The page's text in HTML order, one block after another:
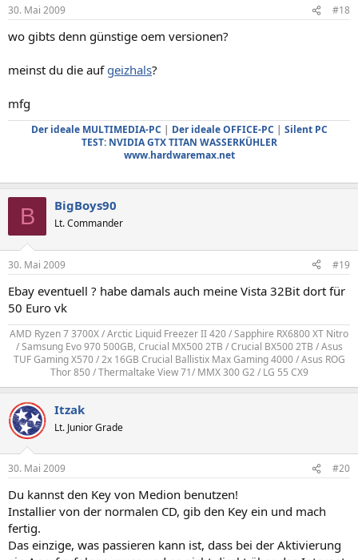
30. Mai 2009 #18
wo gibts denn günstige oem versionen?
meinst du die aufgeizhals?
mfg
Der ideale MULTIMEDIA-PC | Der ideale OFFICE-PC | Silent PC
TEST: NVIDIA GTX TITAN WASSERKÜHLER
www.hardwaremax.net
B BigBoys90
Lt. Commander
30. Mai 2009 #19
Ebay eventuell ? habe damals auch meine Vista 32Bit dort für
50 Euro vk
AMD Ryzen 7 3700X / Arctic Liquid Freezer II 420 / Sapphire RX6800 XT Nitro
/ Samsung Evo 970 500GB, Crucial MX500 2TB / Crucial BX500 2TB / Asus
TUF Gaming X570 / 2x 16GB Crucial Ballistix Max Gaming 4000 / Asus ROG
Thor 850 / Thermaltake View 71/ MMX 300 G2 / LG 55 CX9​
Itzak
Lt. Junior Grade
30. Mai 2009 #20
Du kannst den Key von Medion benutzen!
Installier von der normalen CD, gib den Key ein und mach
fertig.
Das einzige, was passieren kann ist, dass bei der Aktivierung